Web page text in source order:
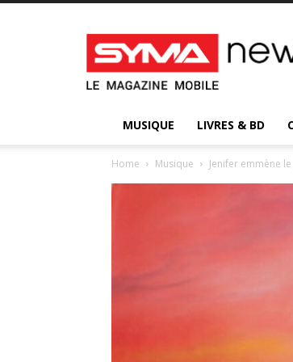
Syma
News
:
votre
d’actualité
MUSIQUE LIVRES & BD
Home Musique Jenifer emmène